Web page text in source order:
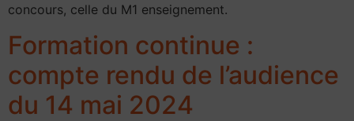
concours, celle du M1 enseignement.
Formation continue :
compte rendu de l’audience
du 14 mai 2024